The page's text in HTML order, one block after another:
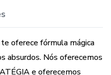
vender valor
práticas
oferece fórmula mágica
absurdos. Nós oferecemos
e oferecemos